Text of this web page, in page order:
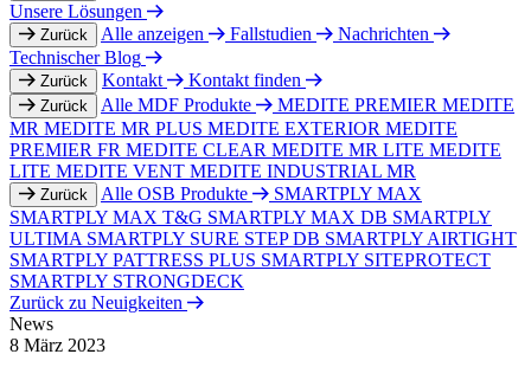
Unsere Lösungen
Zurück Alle anzeigen Fallstudien
Nachrichten
Technischer Blog
Zurück Kontakt Kontakt finden
Zurück Alle MDF Produkte MEDITE PREMIER MEDITE
MR MEDITE MR PLUS MEDITE EXTERIOR MEDITE
PREMIER FR MEDITE CLEAR MEDITE MR LITE MEDITE
LITE MEDITE VENT MEDITE INDUSTRIAL MR
Zurück Alle OSB Produkte
SMARTPLY MAX
SMARTPLY MAX T&G SMARTPLY MAX DB SMARTPLY
ULTIMA SMARTPLY SURE STEP DB SMARTPLY AIRTIGHT
SMARTPLY PATTRESS PLUS SMARTPLY SITEPROTECT
SMARTPLY STRONGDECK
Zurück zu Neuigkeiten
News
8 März 2023